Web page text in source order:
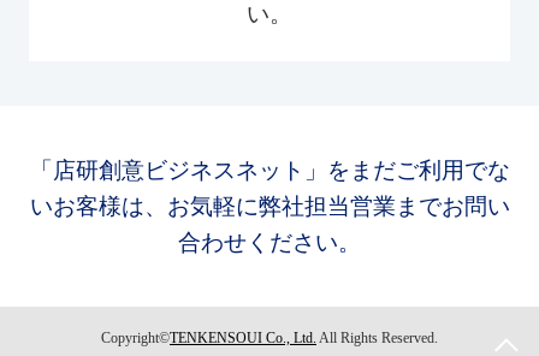
い。
「店研創意ビジネスネット」をまだご利用でな
いお客様は、お気軽に弊社担当営業までお問い
合わせください。
Copyright©TENKENSOUI Co., Ltd. All Rights Reserved.